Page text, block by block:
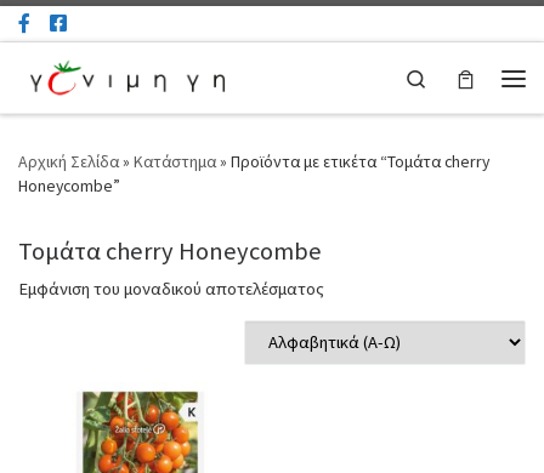
Μετάβαση στο περιεχόμενο
Search
Αρχική Σελίδα» Κατάστημα» Προϊόντα με ετικέτα “Τομάτα cherry
Honeycombe”
Τομάτα cherry Honeycombe
Εμφάνιση του μοναδικού αποτελέσματος